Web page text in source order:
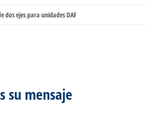
dos ejes para unidades DAF
su mensaje